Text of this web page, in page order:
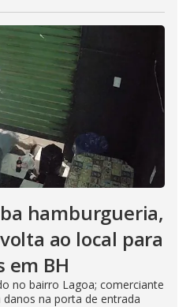
hamburgueria,
ao local para
em BH
no bairro Lagoa; comerciante
na porta de entrada